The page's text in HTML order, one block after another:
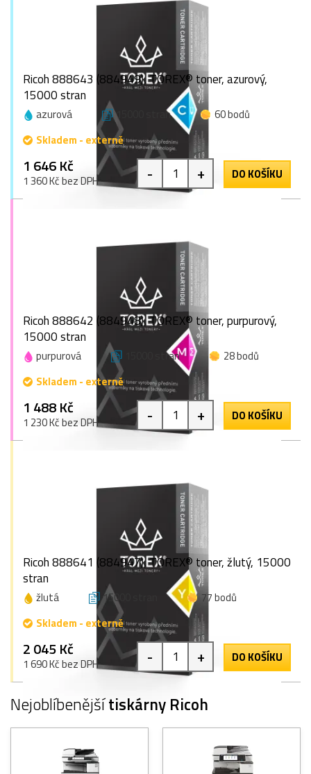
Ricoh 888643 (884949), TOREX® toner, azurový,
15000 stran
azurová 15000 stran
60 bodů
Skladem - externě
1 646 Kč
1 360 Kč bez DPH - + DO KOŠÍKU
Ricoh 888642 (884948), TOREX® toner, purpurový,
15000 stran
purpurová 15000 stran
28 bodů
Skladem - externě
1 488 Kč
1 230 Kč bez DPH - + DO KOŠÍKU
Ricoh 888641 (884947), TOREX® toner, žlutý, 15000
stran
žlutá 15000 stran
77 bodů
Skladem - externě
2 045 Kč
1 690 Kč bez DPH - + DO KOŠÍKU
Nejoblíbenějšítiskárny Ricoh